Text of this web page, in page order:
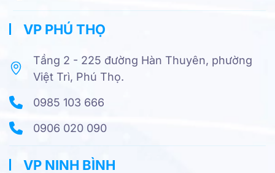
VP PHÚ THỌ
Tầng 2 - 225 đường Hàn Thuyên, phường
Việt Trì, Phú Thọ.
0985 103 666
0906 020 090
VP NINH BÌNH